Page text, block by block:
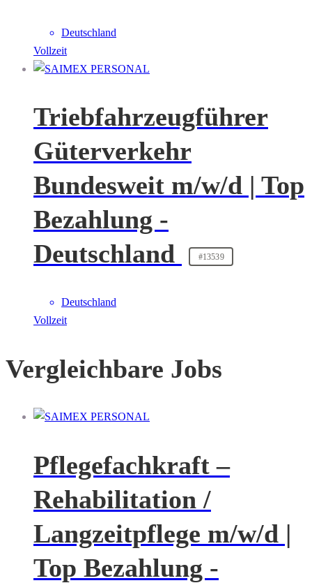
Deutschland
Vollzeit
Triebfahrzeugführer
Güterverkehr
Bundesweit m/w/d | Top
Bezahlung -
Deutschland
#13539
Deutschland
Vollzeit
Vergleichbare Jobs
Pflegefachkraft –
Rehabilitation /
Langzeitpflege m/w/d |
Top Bezahlung -